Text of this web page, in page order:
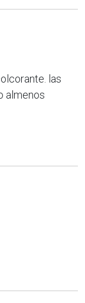
las
almenos